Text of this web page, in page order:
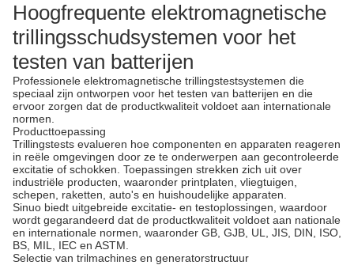
Hoogfrequente elektromagnetische
trillingsschudsystemen voor het
testen van batterijen
Professionele elektromagnetische trillingstestsystemen die
speciaal zijn ontworpen voor het testen van batterijen en die
ervoor zorgen dat de productkwaliteit voldoet aan internationale
normen.
Producttoepassing
Trillingstests evalueren hoe componenten en apparaten reageren
in reële omgevingen door ze te onderwerpen aan gecontroleerde
excitatie of schokken. Toepassingen strekken zich uit over
industriële producten, waaronder printplaten, vliegtuigen,
schepen, raketten, auto's en huishoudelijke apparaten.
Sinuo biedt uitgebreide excitatie- en testoplossingen, waardoor
wordt gegarandeerd dat de productkwaliteit voldoet aan nationale
en internationale normen, waaronder GB, GJB, UL, JIS, DIN, ISO,
BS, MIL, IEC en ASTM.
Selectie van trilmachines en generatorstructuur